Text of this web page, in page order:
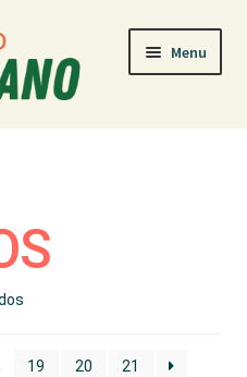
Menu
19 20 21